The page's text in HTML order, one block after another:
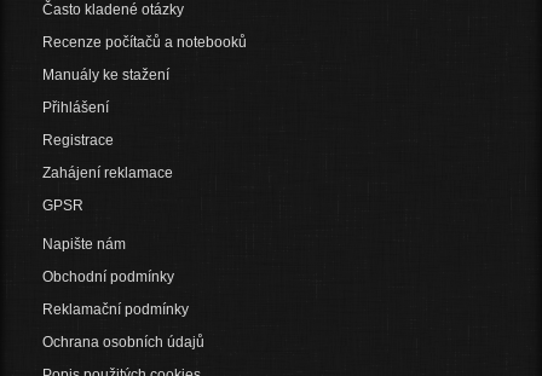
Často kladené otázky
Recenze počítačů a notebooků
Manuály ke stažení
Přihlášení
Registrace
Zahájení reklamace
GPSR
Napište nám
Obchodní podmínky
Reklamační podmínky
Ochrana osobních údajů